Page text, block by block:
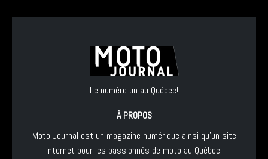
Le numéro un au Québec!
À PROPOS
Moto Journal est un magazine numérique ainsi qu'un site
internet pour les passionnés de moto au Québec!